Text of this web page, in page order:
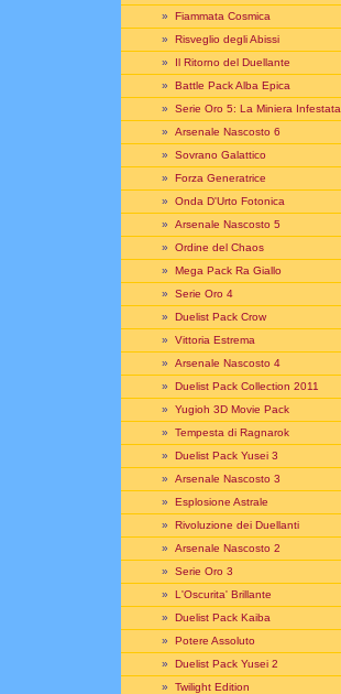
» Fiammata Cosmica
» Risveglio degli Abissi
» Il Ritorno del Duellante
» Battle Pack Alba Epica
» Serie Oro 5: La Miniera Infestata
» Arsenale Nascosto 6
» Sovrano Galattico
» Forza Generatrice
» Onda D'Urto Fotonica
» Arsenale Nascosto 5
» Ordine del Chaos
» Mega Pack Ra Giallo
» Serie Oro 4
» Duelist Pack Crow
» Vittoria Estrema
» Arsenale Nascosto 4
» Duelist Pack Collection 2011
» Yugioh 3D Movie Pack
» Tempesta di Ragnarok
» Duelist Pack Yusei 3
» Arsenale Nascosto 3
» Esplosione Astrale
» Rivoluzione dei Duellanti
» Arsenale Nascosto 2
» Serie Oro 3
» L'Oscurita' Brillante
» Duelist Pack Kaiba
» Potere Assoluto
» Duelist Pack Yusei 2
» Twilight Edition